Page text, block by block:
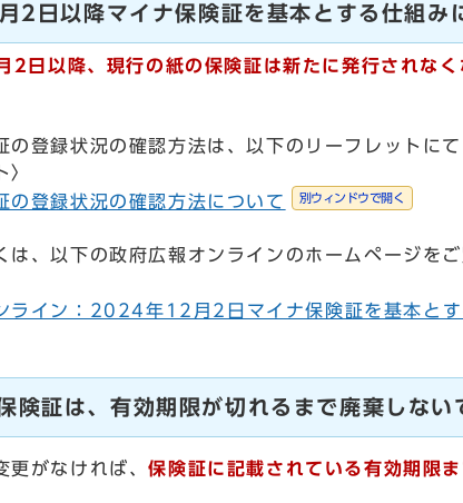
2日以降マイナ保険証を基本とする仕組み
日以降、現行の紙の保険証は新たに発行されなく
登録状況の確認方法は、以下のリーフレットにて
〉
の登録状況の確認方法について 別ウィンドウで開く
、以下の政府広報オンラインのホームページをご
ライン：2024年12月2日マイナ保険証を基本とす
険証は、有効期限が切れるまで廃棄しない
更がなければ、保険証に記載されている有効期限